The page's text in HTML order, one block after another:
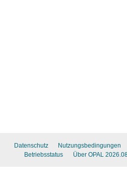
Datenschutz Nutzungsbedingungen
Betriebsstatus
Über OPAL